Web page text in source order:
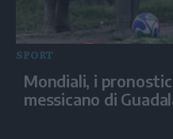
SPORT
Mondiali, i
messicano di